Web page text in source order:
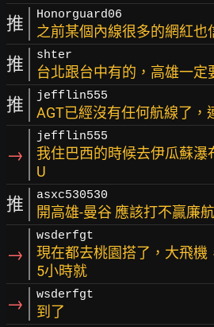
推 Honorguard06
之前某個內線很多的網紅也
推 shter
台北跟台中有的，高雄一定
推 jefflin555
AGT已經沒有任何航線了，
→
jefflin555
我住巴西的時候去伊瓜蘇瀑
U
推 asxc530530
開高雄-曼谷 應該打不贏廉航
→
wsderfgt
現在都去桃園搭了，大飛機
5小時就
→ wsderfgt
到了